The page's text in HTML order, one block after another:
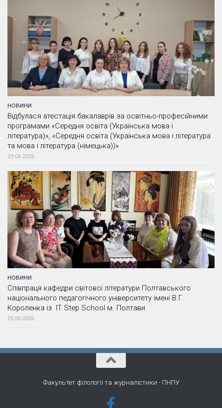
НОВИНИ
Відбулася атестація бакалаврів за освітньо-професійними
програмами «Середня освіта (Українська мова і
література)», «Середня освіта (Українська мова і література
та мова і література (німецька))»
29.06.2026
НОВИНИ
Співпраця кафедри світової літератури Полтавського
національного педагогічного університету імені В.Г.
Короленка із IT Step School м. Полтави
25.06.2026
Факультет філології та журналістики - ПНПУ